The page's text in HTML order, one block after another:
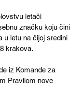
letači
značku koju čini
u letu na čijoj sredini
krakova.
iz Komande za
Pravilom nove